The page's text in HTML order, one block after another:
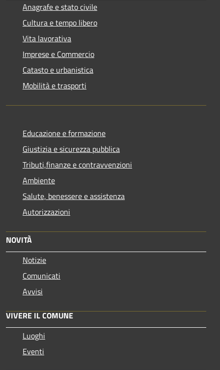
Anagrafe e stato civile
Cultura e tempo libero
Vita lavorativa
Imprese e Commercio
Catasto e urbanistica
Mobilità e trasporti
Educazione e formazione
Giustizia e sicurezza pubblica
Tributi,finanze e contravvenzioni
Ambiente
Salute, benessere e assistenza
Autorizzazioni
NOVITÀ
Notizie
Comunicati
Avvisi
VIVERE IL COMUNE
Luoghi
Eventi